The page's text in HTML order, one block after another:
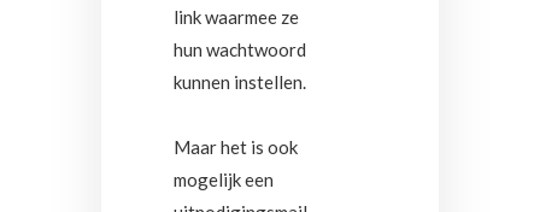
link waarmee ze
hun wachtwoord
kunnen instellen.
Maar het is ook
mogelijk een